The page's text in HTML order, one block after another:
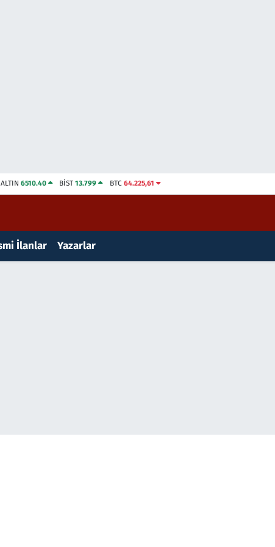
ALTIN 6510.40 BİST13.799 BTC 64.225,61
İlanlar Yazarlar